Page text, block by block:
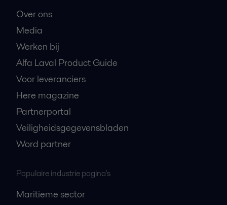
Over ons
Media
Werken bij
Alfa Laval Product Guide
Voor leveranciers
Here magazine
Partnerportal
Veiligheidsgegevensbladen
Word partner
Populaire industrie pagina's
Maritieme sector